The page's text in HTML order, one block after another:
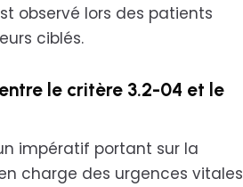
observé lors des patients
ciblés.
le critère 3.2-04 et le
impératif portant sur la
charge des urgences vitales